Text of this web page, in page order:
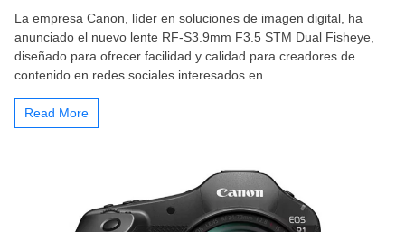
La empresa Canon, líder en soluciones de imagen digital, ha
anunciado el nuevo lente RF-S3.9mm F3.5 STM Dual Fisheye,
diseñado para ofrecer facilidad y calidad para creadores de
contenido en redes sociales interesados en...
Read More